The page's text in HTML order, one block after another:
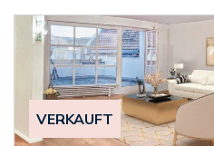
VERKAUFT